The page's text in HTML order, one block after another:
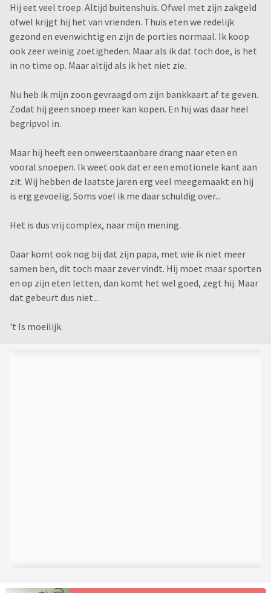
Hij eet veel troep. Altijd buitenshuis. Ofwel met zijn zakgeld
ofwel krijgt hij het van vrienden. Thuis eten we redelijk
gezond en evenwichtig en zijn de porties normaal. Ik koop
ook zeer weinig zoetigheden. Maar als ik dat toch doe, is het
in no time op. Maar altijd als ik het niet zie.
Nu heb ik mijn zoon gevraagd om zijn bankkaart af te geven.
Zodat hij geen snoep meer kan kopen. En hij was daar heel
begripvol in.
Maar hij heeft een onweerstaanbare drang naar eten en
vooral snoepen. Ik weet ook dat er een emotionele kant aan
zit. Wij hebben de laatste jaren erg veel meegemaakt en hij
is erg gevoelig. Soms voel ik me daar schuldig over...
Het is dus vrij complex, naar mijn mening.
Daar komt ook nog bij dat zijn papa, met wie ik niet meer
samen ben, dit toch maar zever vindt. Hij moet maar sporten
en op zijn eten letten, dan komt het wel goed, zegt hij. Maar
dat gebeurt dus niet...
't Is moeilijk.